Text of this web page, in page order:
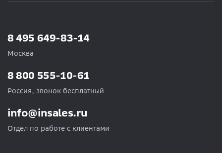
8 495 649-83-14
Москва
info@insales.ru
Отдел по работе с клиентами
8 800 555-10-61
Россия, звонок бесплатный